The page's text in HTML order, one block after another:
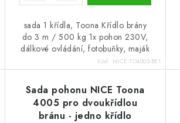
sada 1 křídla, Toona Křídlo brány
do 3 m / 500 kg 1x pohon 230V,
dálkové ovládání, fotobuňky, maják
Kód: NICE-TO4005-BE1
Sada pohonu NICE Toona
4005 pro dvoukřídlou
bránu - jedno křídlo